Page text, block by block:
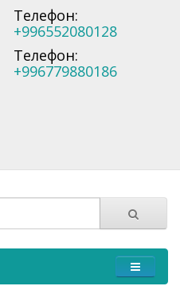
Телефон:
+996552080128
Телефон:
+996779880186